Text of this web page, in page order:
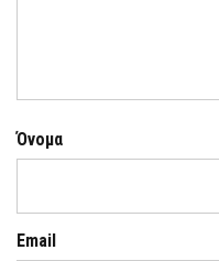
Όνομα
Email